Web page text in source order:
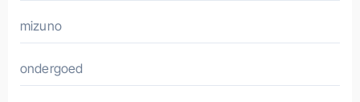
mizuno
ondergoed